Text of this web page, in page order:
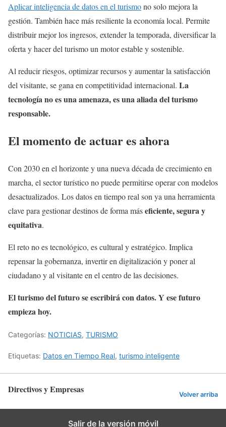
Aplicar inteligencia de datos en el turismono solo mejora la
gestión. También hace más resiliente la economía local. Permite
distribuir mejor los ingresos, extender la temporada, diversificar la
oferta y hacer del turismo un motor estable y sostenible.
Al reducir riesgos, optimizar recursos y aumentar la satisfacción
del visitante, se gana en competitividad internacional. La
tecnología no es una amenaza, es una aliada del turismo
responsable.
El momento de actuar es ahora
Con 2030 en el horizonte y una nueva década de crecimiento en
marcha, el sector turístico no puede permitirse operar con modelos
desactualizados. Los datos en tiempo real son ya una herramienta
clave para gestionar destinos de forma máseficiente, segura y
equitativa.
El reto no es tecnológico, es cultural y estratégico. Implica
repensar la gobernanza, invertir en digitalización y poner al
ciudadano y al visitante en el centro de las decisiones.
El turismo del futuro se escribirá con datos. Y ese futuro
empieza hoy.
Categorías: NOTICIAS, TURISMO
Etiquetas: Datos en Tiempo Real, turismo inteligente
Directivos y Empresas Volver arriba
Salir de la versión móvil